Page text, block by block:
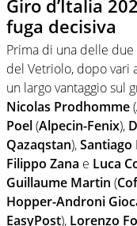
Giro d’Italia
fuga decisiva
Prima di una delle
del Vetriolo, dopo vari
un largo vantaggio sul
Nicolas Prodhomme(
Poel(Alpecin-Fenix),
Qazaqstan),
Filippo Zana e Luca
Guillaume Martin (
Hopper-Androni
EasyPost), Lorenzo